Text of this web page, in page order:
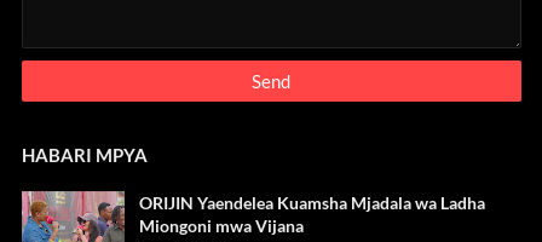
HABARI MPYA
ORIJIN Yaendelea Kuamsha Mjadala wa Ladha
Miongoni mwa Vijana